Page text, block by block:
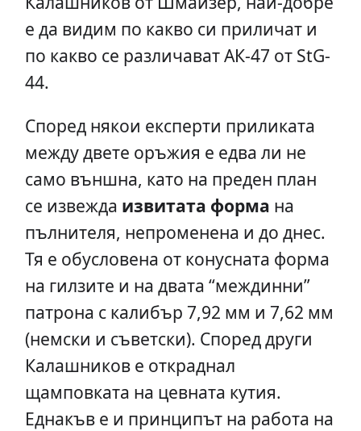
е да видим по какво си приличат и
по какво се различават АК-47 от StG-
44.
Според някои експерти приликата
между двете оръжия е едва ли не
само външна, като на преден план
се извежда извитата форма на
пълнителя, непроменена и до днес.
Тя е обусловена от конусната форма
на гилзите и на двата “междинни”
патрона с калибър 7,92 мм и 7,62 мм
(немски и съветски). Според други
Калашников е откраднал
щамповката на цевната кутия.
Еднакъв е и принципът на работа на